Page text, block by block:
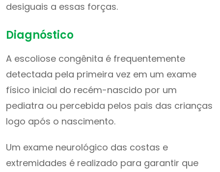
desiguais a essas forças.
Diagnóstico
A escoliose congênita é frequentemente
detectada pela primeira vez em um exame
físico inicial do recém-nascido por um
pediatra ou percebida pelos pais das crianças
logo após o nascimento.
Um exame neurológico das costas e
extremidades é realizado para garantir que